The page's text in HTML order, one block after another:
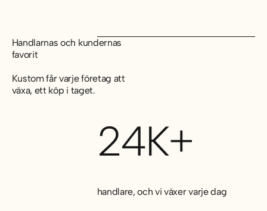
Handlarnas och kundernas
favorit
Kustom får varje företag att
växa, ett köp i taget.
24K+
handlare, och vi växer varje dag